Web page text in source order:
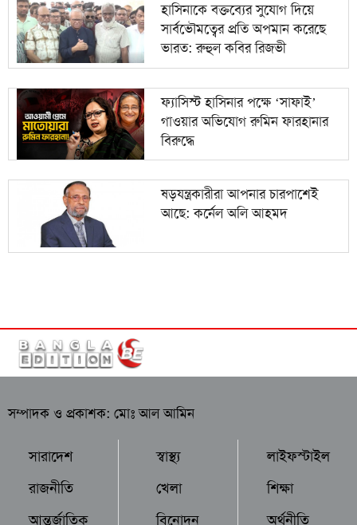
হাসিনাকে বক্তব্যের সুযোগ দিয়ে
সার্বভৌমত্বের প্রতি অপমান করেছে
ভারত: রুহুল কবির রিজভী
ফ্যাসিস্ট হাসিনার পক্ষে ‘সাফাই’
গাওয়ার অভিযোগ রুমিন ফারহানার
বিরুদ্ধে
ষড়যন্ত্রকারীরা আপনার চারপাশেই
আছে: কর্নেল অলি আহমদ
সম্পাদক ও প্রকাশক: মোঃ আল আমিন
সারাদেশ
রাজনীতি
আন্তর্জাতিক
স্বাস্থ্য
খেলা
বিনোদন
লাইফস্টাইল
শিক্ষা
অর্থনীতি